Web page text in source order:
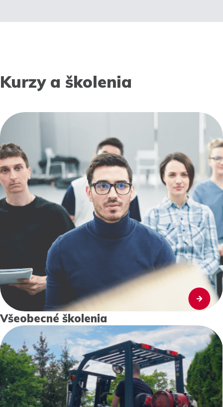
Kurzy a školenia
Všeobecné školenia